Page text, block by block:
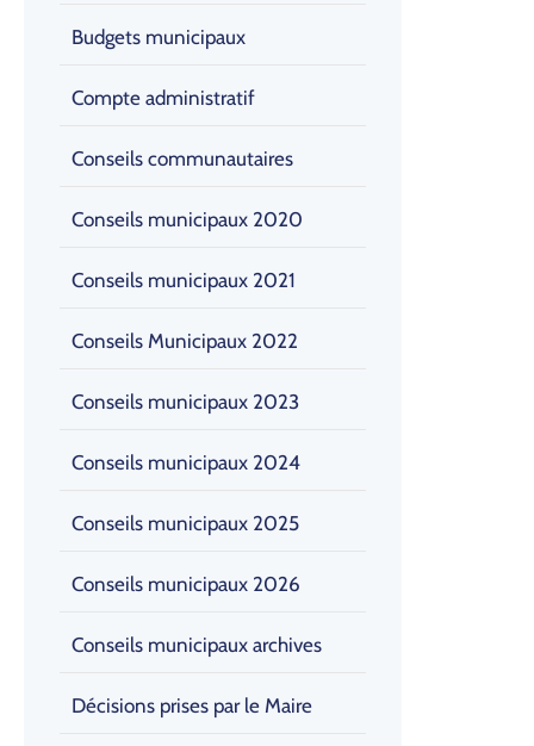
Budgets municipaux
Compte administratif
Conseils communautaires
Conseils municipaux 2020
Conseils municipaux 2021
Conseils Municipaux 2022
Conseils municipaux 2023
Conseils municipaux 2024
Conseils municipaux 2025
Conseils municipaux 2026
Conseils municipaux archives
Décisions prises par le Maire